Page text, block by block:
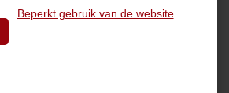
Beperkt gebruik van de website